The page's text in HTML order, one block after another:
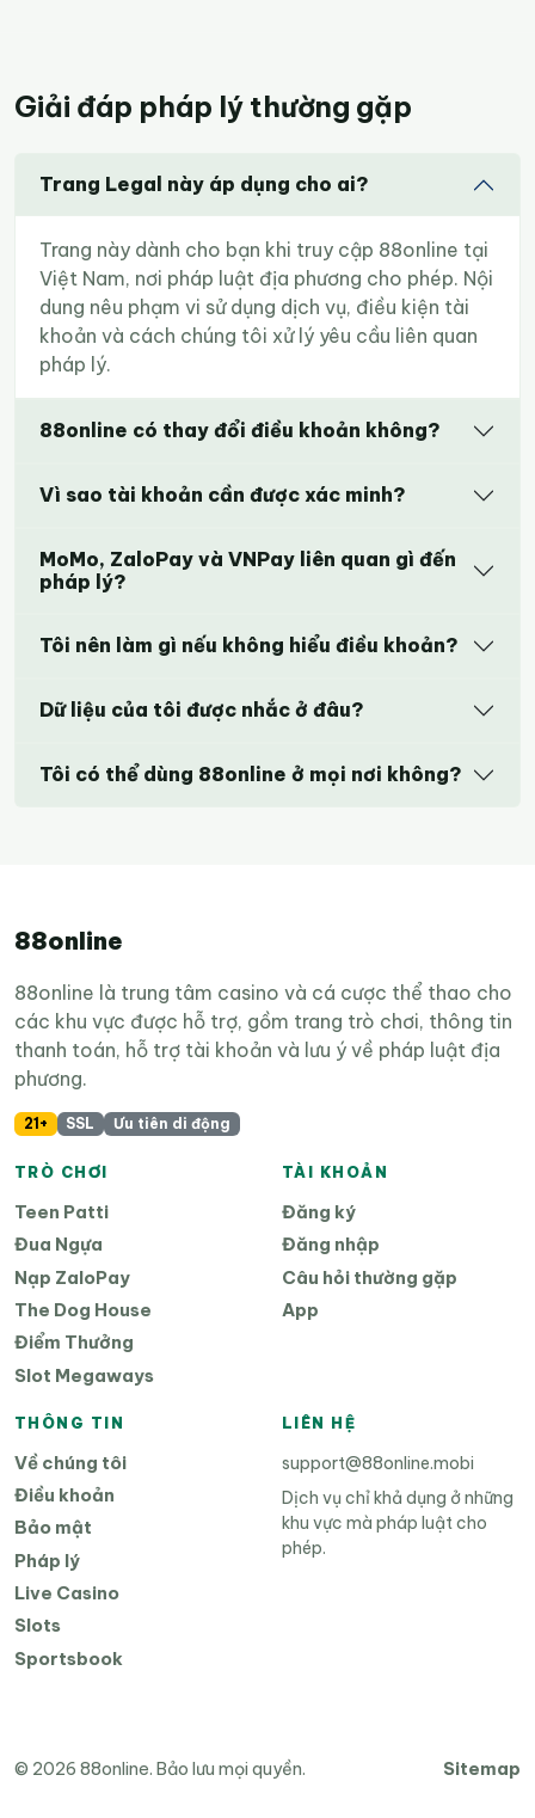
Giải đáp pháp lý thường gặp
Trang Legal này áp dụng cho ai?
Trang này dành cho bạn khi truy cập 88online tại
Việt Nam, nơi pháp luật địa phương cho phép. Nội
dung nêu phạm vi sử dụng dịch vụ, điều kiện tài
khoản và cách chúng tôi xử lý yêu cầu liên quan
pháp lý.
88online có thay đổi điều khoản không?
Vì sao tài khoản cần được xác minh?
MoMo, ZaloPay và VNPay liên quan gì đến
pháp lý?
Tôi nên làm gì nếu không hiểu điều khoản?
Dữ liệu của tôi được nhắc ở đâu?
Tôi có thể dùng 88online ở mọi nơi không?
88online
88online là trung tâm casino và cá cược thể thao cho
các khu vực được hỗ trợ, gồm trang trò chơi, thông tin
thanh toán, hỗ trợ tài khoản và lưu ý về pháp luật địa
phương.
21+ SSL Ưu tiên di động
TRÒ CHƠI
Teen Patti
Đua Ngựa
Nạp ZaloPay
The Dog House
Điểm Thưởng
Slot Megaways
TÀI KHOẢN
Đăng ký
Đăng nhập
Câu hỏi thường gặp
App
THÔNG TIN
Về chúng tôi
Điều khoản
Bảo mật
Pháp lý
Live Casino
Slots
Sportsbook
LIÊN HỆ
support@88online.mobi
Dịch vụ chỉ khả dụng ở những
khu vực mà pháp luật cho
phép.
© 2026 88online. Bảo lưu mọi quyền. Sitemap